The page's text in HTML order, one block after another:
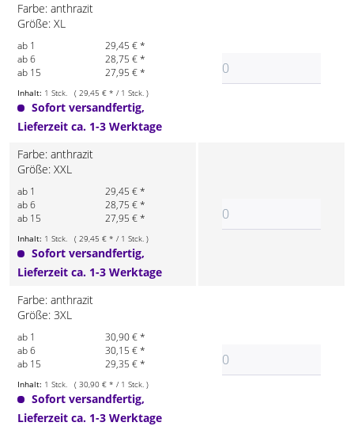
Farbe: anthrazit
Größe: XL
ab 1
29,45 € *
ab 6
28,75 € *
ab 15
27,95 € *
Inhalt: 1 Stck. ( 29,45 € * / 1 Stck. )
Sofort versandfertig,
Lieferzeit ca. 1-3 Werktage
Farbe: anthrazit
Größe: XXL
ab 1
29,45 € *
ab 6
28,75 € *
ab 15
27,95 € *
Inhalt: 1 Stck. ( 29,45 € * / 1 Stck. )
Sofort versandfertig,
Lieferzeit ca. 1-3 Werktage
Farbe: anthrazit
Größe: 3XL
ab 1
30,90 € *
ab 6
30,15 € *
ab 15
29,35 € *
Inhalt: 1 Stck. ( 30,90 € * / 1 Stck. )
Sofort versandfertig,
Lieferzeit ca. 1-3 Werktage